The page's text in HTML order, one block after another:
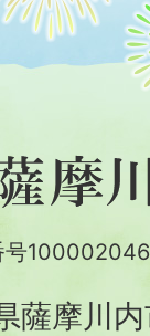
号
摩川内